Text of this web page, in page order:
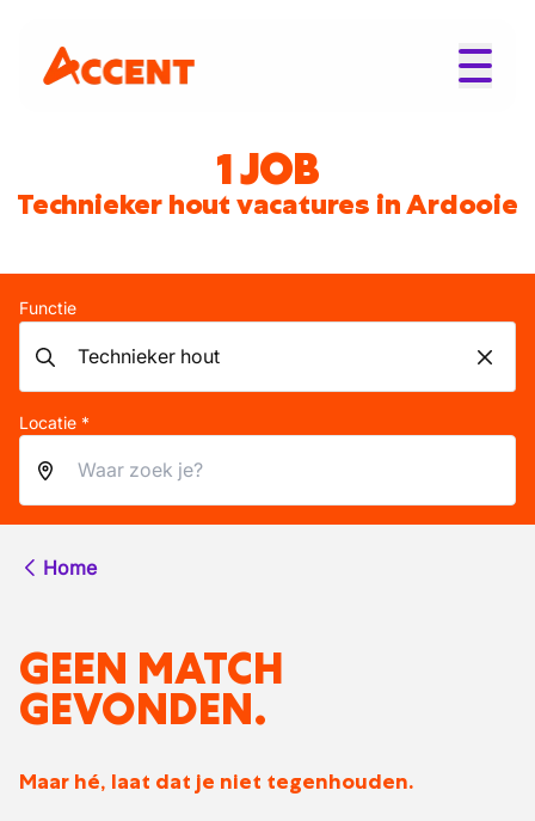
1 JOB
Technieker hout vacatures in Ardooie
Functie
Locatie *
Home
GEEN MATCH
GEVONDEN.
Maar hé, laat dat je niet tegenhouden.